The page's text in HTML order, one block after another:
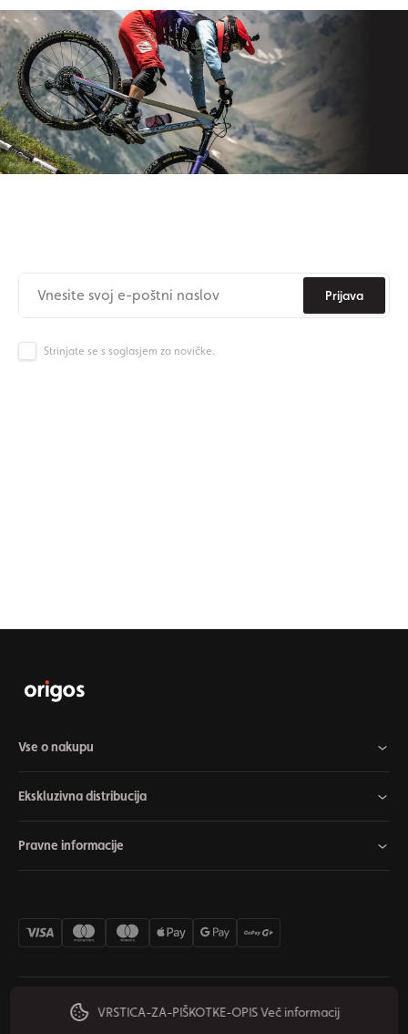
Prijava
Strinjate se s soglasjem za novičke.
Vse o nakupu
Ekskluzivna distribucija
Pravne informacije
Nastavitve piškotkov Odstop od pogodbe Zasebnost
VRSTICA-ZA-PIŠKOTKE-OPISVeč informacij